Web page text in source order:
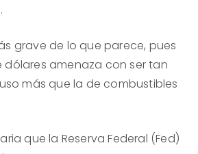
grave de lo que parece, pues
dólares amenaza con ser tan
más que la de combustibles
que la Reserva Federal (Fed)